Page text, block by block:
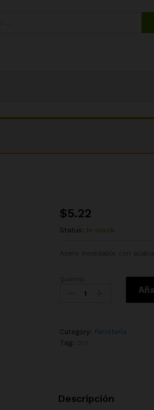
$5.22
Status: In stock
Angular
de
1/2″
Category: Ferretería
Tag:
Descripción